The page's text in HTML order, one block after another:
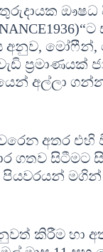
අනුව,
ප්‍රමාණයක්
අල්ලා
අතර එහි
සිටීමට සිදු
මගින්
කිරීම හා